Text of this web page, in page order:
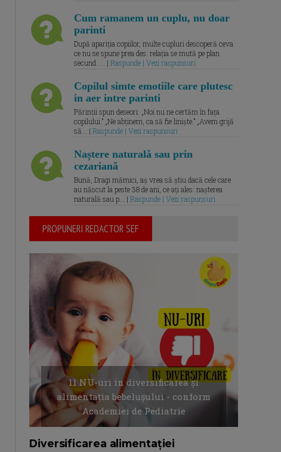
Cum ramanem un cuplu, nu doar
parinti
După apariția copiilor, multe cupluri descoperă ceva
ce nu se spune prea des: relația se mută pe plan
secund. ... | Raspunde | Vezi raspunsuri
Copilul simte emotiile care plutesc
in aer intre parinti
Părinții spun deseori: „Noi nu ne certăm în fața
copilului.” „Ne abținem, ca să fie liniște.” „Avem grijă
să... | Raspunde | Vezi raspunsuri
Naștere naturală sau prin
cezariană
Bună, Dragi mămici, aș vrea să știu dacă cele care
au născut la peste 38 de ani, ce ați ales: nașterea
naturală sau p... | Raspunde | Vezi raspunsuri
PROPUNERI REDACTOR SEF
11 NU-uri in diversificarea și
alimentația bebelușului - conform
Academiei de Pediatrie
Diversificarea alimentației